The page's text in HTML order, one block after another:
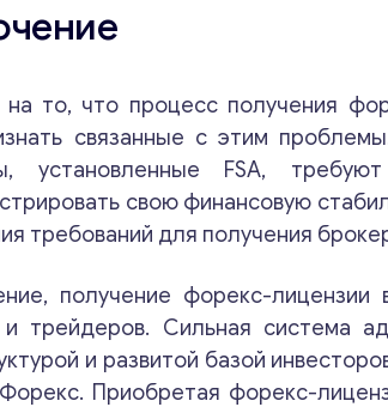
то, что процесс получения
связанные с этим
установленные FSA,
свою финансовую
требований для получения
получение форекс-
трейдеров. Сильная система
и развитой базой
Приобретая форекс-